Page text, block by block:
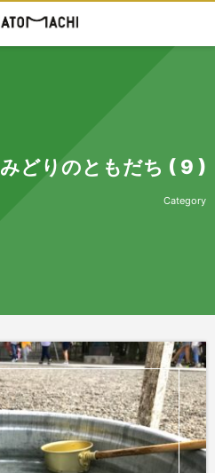
みどりのともだち ( 9 )
Category